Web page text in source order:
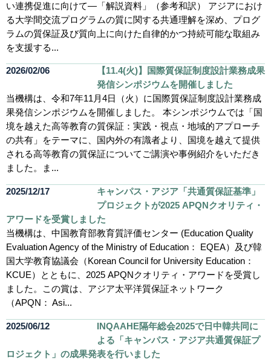
い連携促進に向けて―「解説資料」（参考和訳） アジアにおけ
る大学間交流プログラムの質に関する共通理解を深め、プログ
ラムの質保証及び質向上に向けた自律的かつ持続可能な取組み
を支援する...
2026/02/06
【11.4(火)】国際質保証制度設計業務成果
発信シンポジウムを開催しました
当機構は、令和7年11月4日（火）に国際質保証制度設計業務成
果発信シンポジウムを開催しました。 本シンポジウムでは「国
境を越えた高等教育の質保証：実践・視点・地域的アプローチ
の共有」をテーマに、国内外の有識者より、国境を越えて提供
される高等教育の質保証についてご講演や事例紹介をいただき
ました。ま...
2025/12/17
キャンパス・アジア「共通質保証基準」
プロジェクトが2025 APQNクオリティ・
アワードを受賞しました
当機構は、中国教育部教育質評価センター (Education Quality
Evaluation Agency of the Ministry of Education： EQEA）及び韓
国大学教育協議会（Korean Council for University Education：
KCUE）とともに、2025 APQNクオリティ・アワードを受賞し
ました。この賞は、アジア太平洋質保証ネットワーク
（APQN： Asi...
2025/06/12
INQAAHE隔年総会2025で日中韓共同に
よる「キャンパス・アジア共通質保証プ
ロジェクト」の成果発表を行いました